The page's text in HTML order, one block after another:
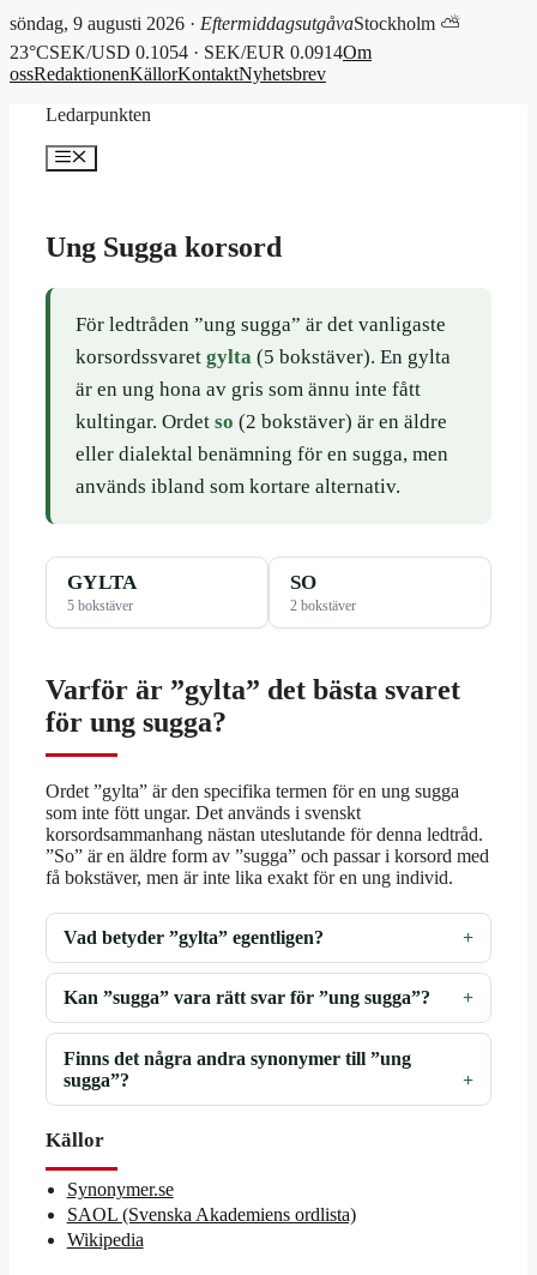
söndag, 9 augusti 2026 · EftermiddagsutgåvaStockholm ⛅
23°CSEK/USD 0.1054 · SEK/EUR 0.0914Om
ossRedaktionenKällorKontaktNyhetsbrev
Ledarpunkten
Meny
Ung Sugga korsord
För ledtråden ”ung sugga” är det vanligaste
korsordssvaret gylta(5 bokstäver). En gylta
är en ung hona av gris som ännu inte fått
kultingar. Ordet so (2 bokstäver) är en äldre
eller dialektal benämning för en sugga, men
används ibland som kortare alternativ.
GYLTA
5 bokstäver
SO
2 bokstäver
Varför är ”gylta” det bästa svaret
för ung sugga?
Ordet ”gylta” är den specifika termen för en ung sugga
som inte fött ungar. Det används i svenskt
korsordsammanhang nästan uteslutande för denna ledtråd.
”So” är en äldre form av ”sugga” och passar i korsord med
få bokstäver, men är inte lika exakt för en ung individ.
Vad betyder ”gylta” egentligen?
Kan ”sugga” vara rätt svar för ”ung sugga”?
Finns det några andra synonymer till ”ung
sugga”?
Källor
Synonymer.se
SAOL (Svenska Akademiens ordlista)
Wikipedia